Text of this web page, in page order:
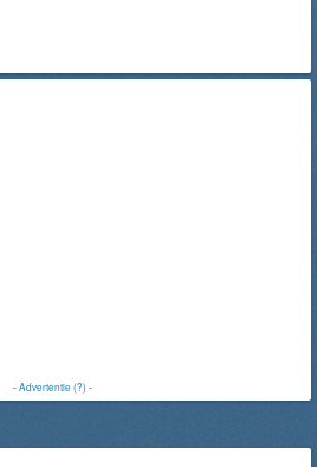
-Advertentie (?)-